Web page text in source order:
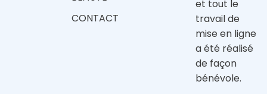
CONTACT
et tout le
travail de
mise en ligne
a été réalisé
de façon
bénévole.